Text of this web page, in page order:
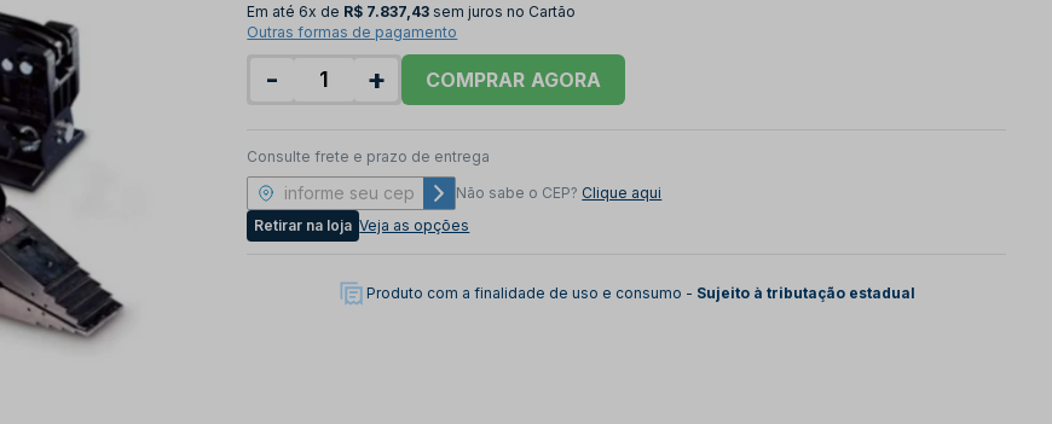
Em até 6x de R$ 7.837,43 sem juros no Cartão
Outras formas de pagamento
- + COMPRAR
Consulte frete e prazo de entrega
Não sabe o CEP? Clique aqui
Retirar na loja Veja as opções
Produto com a finalidade de uso e consumo - Sujeito à tributação estadual